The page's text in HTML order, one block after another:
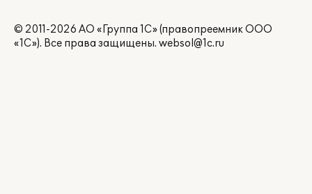
© 2011-2026 АО «Группа 1С» (правопреемник ООО
«1С»). Все права защищены. websol@1c.ru